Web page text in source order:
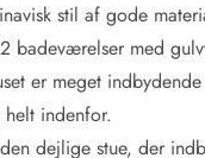
stil af gode
badeværelser med
er meget
indenfor.
dejlige stue, der